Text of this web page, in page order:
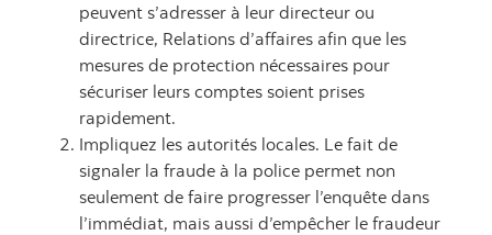
peuvent s’adresser à leur directeur ou
directrice, Relations d’affaires afin que les
mesures de protection nécessaires pour
sécuriser leurs comptes soient prises
rapidement.
Impliquez les autorités locales. Le fait de
signaler la fraude à la police permet non
seulement de faire progresser l’enquête dans
l’immédiat, mais aussi d’empêcher le fraudeur